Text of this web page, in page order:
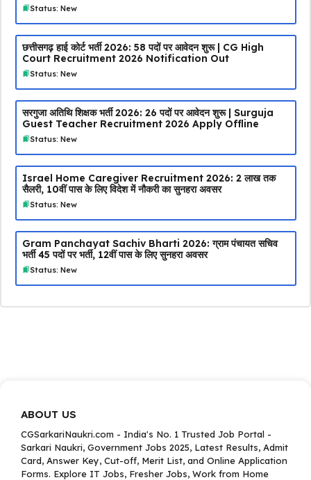
Status: New
छत्तीसगढ़ हाई कोर्ट भर्ती 2026: 58 पदों पर आवेदन शुरू | CG High
Court Recruitment 2026 Notification Out
Status: New
सरगुजा अतिथि शिक्षक भर्ती 2026: 26 पदों पर आवेदन शुरू | Surguja
Guest Teacher Recruitment 2026 Apply Offline
Status: New
Israel Home Caregiver Recruitment 2026: ₹2 लाख तक
सैलरी, 10वीं पास के लिए विदेश में नौकरी का सुनहरा अवसर
Status: New
Gram Panchayat Sachiv Bharti 2026: ग्राम पंचायत सचिव
भर्ती 45 पदों पर भर्ती, 12वीं पास के लिए सुनहरा अवसर
Status: New
ABOUT US
CGSarkariNaukri.com - India's No. 1 Trusted Job Portal -
Sarkari Naukri, Government Jobs 2025, Latest Results, Admit
Card, Answer Key, Cut-off, Merit List, and Online Application
Forms. Explore IT Jobs, Fresher Jobs, Work from Home